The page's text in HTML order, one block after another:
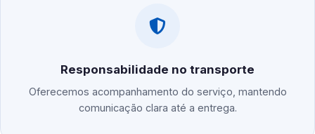
Responsabilidade no transporte
Oferecemos acompanhamento do serviço, mantendo
comunicação clara até a entrega.